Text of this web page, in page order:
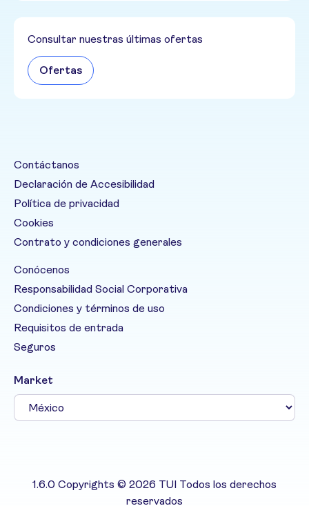
Consultar nuestras últimas ofertas
Ofertas
Contáctanos
Declaración de Accesibilidad
Política de privacidad
Cookies
Contrato y condiciones generales
Conócenos
Responsabilidad Social Corporativa
Condiciones y términos de uso
Requisitos de entrada
Seguros
Market
1.6.0 Copyrights © 2026 TUI Todos los derechos
reservados